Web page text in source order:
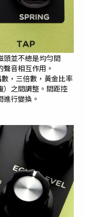
頭並不總是均勻間
音相互作用。
，三倍數，黃金比率
）之間調整。間距控
行變換。